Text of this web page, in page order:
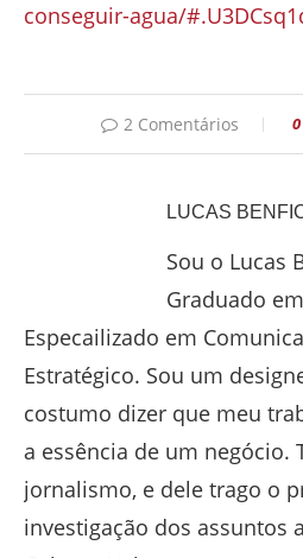
conseguir-agua/
2 Comentários 0
LUCAS
Sou o Lucas
Graduado
Especailizado em
Estratégico. Sou um
costumo dizer que meu
a essência de um negócio.
jornalismo, e dele trago o
investigação dos assuntos